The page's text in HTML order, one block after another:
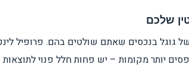
שלכם
בנכסים שאתם שולטים בהם. פרופיל
יותר מקומות – יש פחות חלל פנוי לתוצאות